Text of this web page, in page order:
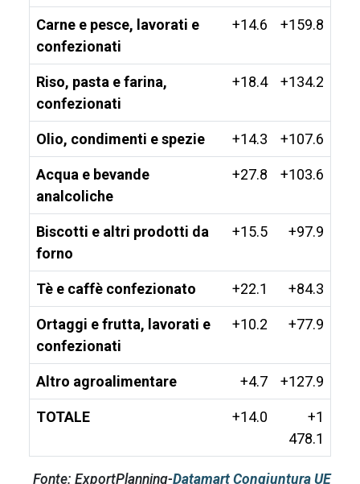
Carne e pesce, lavorati e
confezionati
+14.6 +159.8
Riso, pasta e farina,
confezionati
+18.4 +134.2
Olio, condimenti e spezie +14.3 +107.6
Acqua e bevande
analcoliche
+27.8 +103.6
Biscotti e altri prodotti da
forno
+15.5 +97.9
Tè e caffè confezionato +22.1 +84.3
Ortaggi e frutta, lavorati e
confezionati
+10.2 +77.9
Altro agroalimentare +4.7 +127.9
TOTALE +14.0
+1
478.1
Fonte: ExportPlanning-Datamart Congiuntura UE